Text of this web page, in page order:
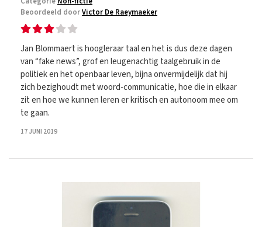
Beoordeeld doorVictor De Raeymaeker
Jan Blommaert is hoogleraar taal en het is dus deze dagen
van “fake news”, grof en leugenachtig taalgebruik in de
politiek en het openbaar leven, bijna onvermijdelijk dat hij
zich bezighoudt met woord-communicatie, hoe die in elkaar
zit en hoe we kunnen leren er kritisch en autonoom mee om
te gaan.
17 JUNI 2019